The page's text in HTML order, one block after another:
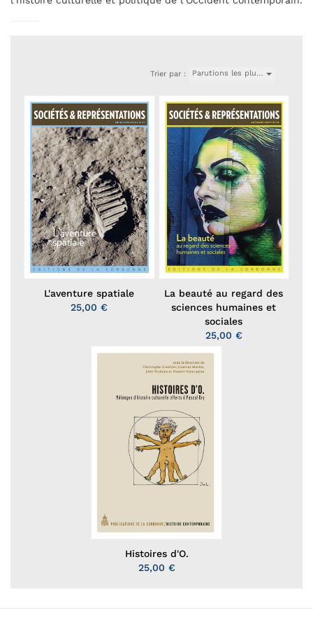
Trier par : Parutions les plu…
L'aventure spatiale
25,00 €
La beauté au regard des
sciences humaines et
sociales
25,00 €
Histoires d'O.
25,00 €